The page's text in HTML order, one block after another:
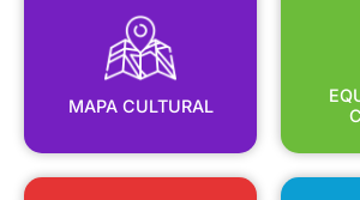
MAPA CULTURAL
MAPA CULTURAL